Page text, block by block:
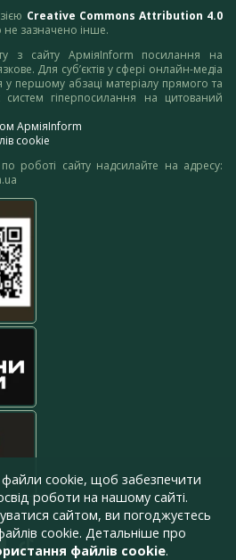
Creative Commons Attribution 4.0
зазначено інше.
з сайту АрміяInform посилання на
Для суб’єктів у сфері онлайн-медіа
першому абзаці матеріалу прямого та
систем гіперпосилання на цитований
АрміяInform
cookie
роботі сайту надсилайте на адресу:
cookie, щоб забезпечити
роботи на нашому сайті.
сайтом, ви погоджуєтесь
cookie. Детальніше про
файлів cookie.